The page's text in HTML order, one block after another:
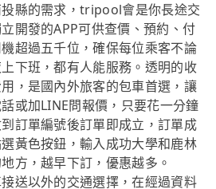
縣的需求，tripool會是你長途交
開發的APP可供查價、預約、付
超過五千位，確保每位乘客不論
下班，都有人能服務。透明的收
，是國內外旅客的包車首選，讓
或加LINE問報價，只要花一分鐘
訂單編號後訂單即成立，訂單成
黃色按鈕，輸入成功大學和鹿林
方，越早下訂，優惠越多。
送以外的交通選擇，在經過資料